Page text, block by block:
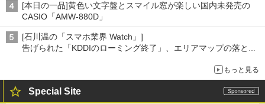
[本日の一品]黄色い文字盤とスマイル窓が楽しい国内未発売の
CASIO「AMW-880D」
[石川温の「スマホ業界 Watch」]
告げられた「KDDIのローミング終了」、エリアマップの落とし
もっと見る
Special Site